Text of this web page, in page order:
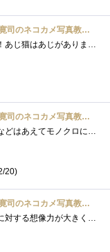
コカメ写真教室パート2
中級編の受講完了しました！あじ猫はあじがありましたね！可愛い＆お茶目。モノクロ写真にも独特の味がありますよね。「静けさ」や「物悲し�...
コカメ写真教室パート2
雑多なところで撮った写真などはあえてモノクロにしたほうが被写体を目立たせることができますね、的な感じですかね。言わんとすることはわ�...
20)
コカメ写真教室パート2
モノクロにすると，被写体に対する想像力が大きくなるので，表現力を問われてしまいます．でも，あえてネコでモノクロなのですね．事前にカ�...